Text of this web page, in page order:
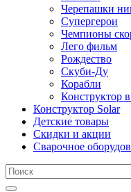
Черепашки
Супергерои
Чемпионы
Лего фильм
Рождество
Скуби-Ду
Корабли
Конструктор
Конструктор Solar
Детские товары
Скидки и акции
Сварочное
Искать: